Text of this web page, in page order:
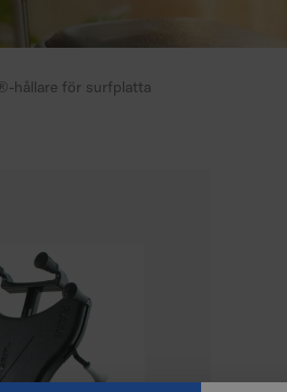
hållare för surfplatta